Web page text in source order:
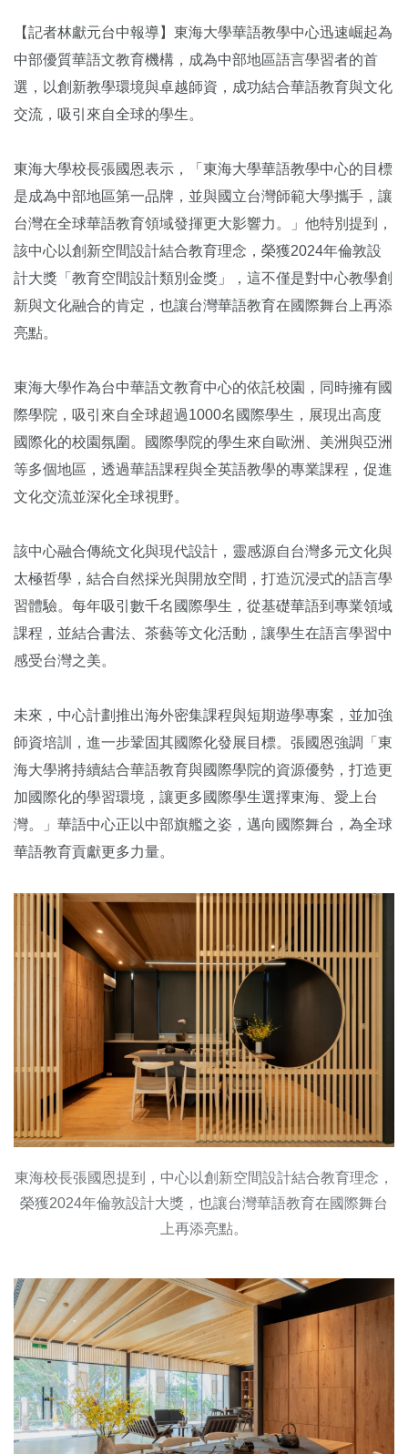
【記者林獻元台中報導】東海大學華語教學中心迅速崛起為
中部優質華語文教育機構，成為中部地區語言學習者的首
選，以創新教學環境與卓越師資，成功結合華語教育與文化
交流，吸引來自全球的學生。
東海大學校長張國恩表示，「東海大學華語教學中心的目標
是成為中部地區第一品牌，並與國立台灣師範大學攜手，讓
台灣在全球華語教育領域發揮更大影響力。」他特別提到，
該中心以創新空間設計結合教育理念，榮獲2024年倫敦設
計大獎「教育空間設計類別金獎」，這不僅是對中心教學創
新與文化融合的肯定，也讓台灣華語教育在國際舞台上再添
亮點。
東海大學作為台中華語文教育中心的依託校園，同時擁有國
際學院，吸引來自全球超過1000名國際學生，展現出高度
國際化的校園氛圍。國際學院的學生來自歐洲、美洲與亞洲
等多個地區，透過華語課程與全英語教學的專業課程，促進
文化交流並深化全球視野。
該中心融合傳統文化與現代設計，靈感源自台灣多元文化與
太極哲學，結合自然採光與開放空間，打造沉浸式的語言學
習體驗。每年吸引數千名國際學生，從基礎華語到專業領域
課程，並結合書法、茶藝等文化活動，讓學生在語言學習中
感受台灣之美。
未來，中心計劃推出海外密集課程與短期遊學專案，並加強
師資培訓，進一步鞏固其國際化發展目標。張國恩強調「東
海大學將持續結合華語教育與國際學院的資源優勢，打造更
加國際化的學習環境，讓更多國際學生選擇東海、愛上台
灣。」華語中心正以中部旗艦之姿，邁向國際舞台，為全球
華語教育貢獻更多力量。
東海校長張國恩提到，中心以創新空間設計結合教育理念，
榮獲2024年倫敦設計大獎，也讓台灣華語教育在國際舞台
上再添亮點。